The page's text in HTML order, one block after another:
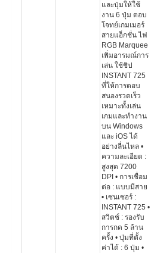
และปุ่มให้ใช้
งาน 6 ปุ่ม ตอบ
โจทย์เกมเมอร์
สายแอ็กชั่น ไฟ
RGB Marquee
เพิ่มอารมณ์การ
เล่น ใช้ชิป
INSTANT 725
ที่ให้การตอบ
สนองรวดเร็ว
เหมาะทั้งเล่น
เกมและทำงาน
บน Windows
และ iOS ได้
อย่างลื่นไหล •
ความละเอียด :
สูงสุด 7200
DPI • การเชื่อม
ต่อ : แบบมีสาย
• เซนเซอร์ :
INSTANT 725 •
สวิตช์ : รองรับ
การกด 5 ล้าน
ครั้ง • ปุ่มที่ตั้ง
ค่าได้ : 6 ปุ่ม •